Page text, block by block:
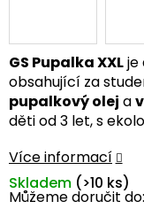
GS Pupalka XXLje
obsahující za
pupalkový olej a
děti od 3 let, s
Více informací
Můžeme doručit do:
Skladem (>10 ks)